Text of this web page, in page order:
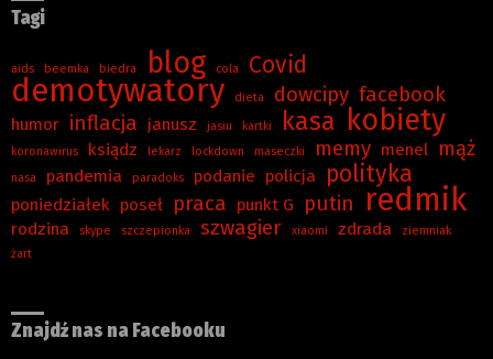
Tagi
aids beemka biedra blog cola Covid
demotywatory dieta dowcipy facebook
humor inflacja janusz jasiu kartki kasa kobiety
koronawirus ksiądz lekarz lockdown maseczki memy menel mąż
nasa pandemia paradoks podanie policja polityka
poniedziałek poseł praca punkt G putin redmik
rodzina skype szczepionka szwagier xiaomi zdrada
ziemniak
żart
Znajdź nas na Facebooku